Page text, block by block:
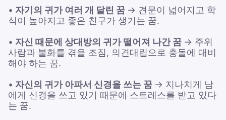
• 자기의 귀가 여러 개 달린 꿈 → 견문이 넓어지고 학
식이 높아지고 좋은 친구가 생기는 꿈.
• 자신 때문에 상대방의 귀가 떨어져 나간 꿈 → 주위
사람과 불화를 겪을 조짐, 의견대립으로 충돌에 대비
해야 하는 꿈.
• 자신의 귀가 아파서 신경을 쓰는 꿈 → 지나치게 남
에게 신경을 쓰고 있기 때문에 스트레스를 받고 있다
는 꿈.